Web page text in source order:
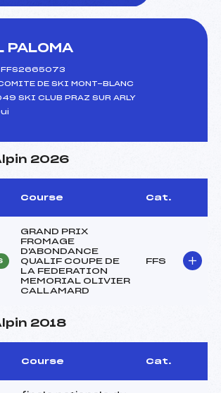
PALOMA
FFS2665073
DE SKI MONT-BLANC
SKI CLUB PRAZ SUR ARLY
2026
Course Cat.
GRAND PRIX
FROMAGE
D'ABONDANCE
QUALIF COUPE DE
LA FEDERATION
MEMORIAL OLIVIER
CALLAMARD
FFS
2018
Course Cat.